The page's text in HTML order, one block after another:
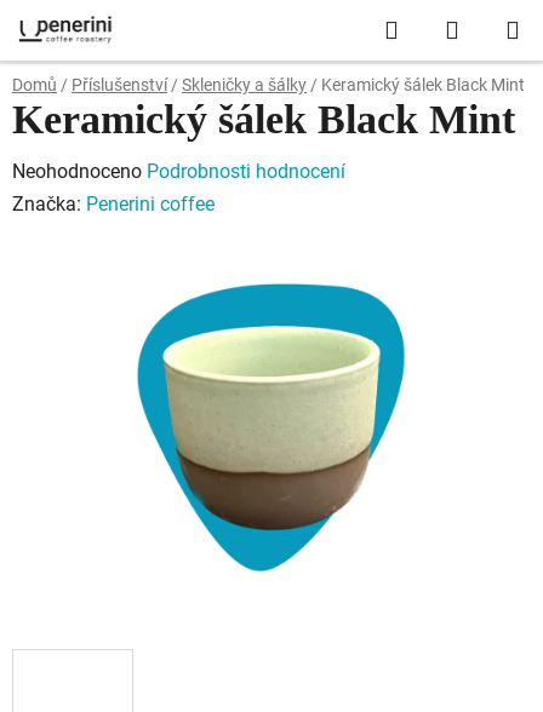
na
obsah
Hledat
KOŠÍK
Domů / Příslušenství / Skleničky a šálky / Keramický šálek Black Mint
Keramický šálek Black Mint
Průměrné
hodnocení
Neohodnoceno Podrobnosti hodnocení
Značka: Penerini coffee